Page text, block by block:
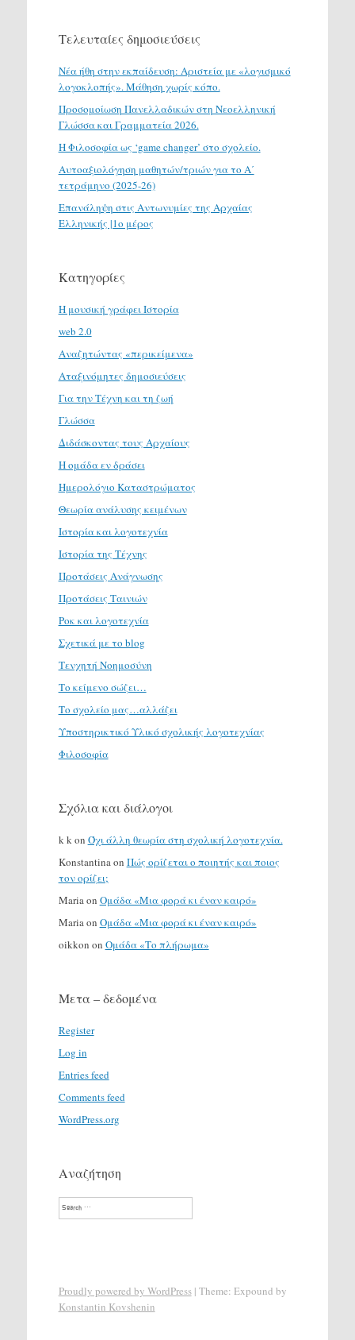
Τελευταίες δημοσιεύσεις
Νέα ήθη στην εκπαίδευση: Αριστεία με «λογισμικό
λογοκλοπής». Μάθηση χωρίς κόπο.
Προσομοίωση Πανελλαδικών στη Νεοελληνική
Γλώσσα και Γραμματεία 2026.
H Φιλοσοφία ως ‘game changer’ στο σχολείο.
Αυτοαξιολόγηση μαθητών/τριών για το Α΄
τετράμηνο (2025-26)
Επανάληψη στις Αντωνυμίες της Αρχαίας
Ελληνικής |1ο μέρος
Κατηγορίες
H μουσική γράφει Ιστορία
web 2.0
Αναζητώντας «περικείμενα»
Αταξινόμητες δημοσιεύσεις
Για την Τέχνη και τη ζωή
Γλώσσα
Διδάσκοντας τους Αρχαίους
Η ομάδα εν δράσει
Ημερολόγιο Καταστρώματος
Θεωρία ανάλυσης κειμένων
Ιστορία και λογοτεχνία
Ιστορία της Τέχνης
Προτάσεις Ανάγνωσης
Προτάσεις Ταινιών
Ροκ και λογοτεχνία
Σχετικά με το blog
Τενχητή Νοημοσύνη
Το κείμενο σώζει…
Το σχολείο μας…αλλάζει
Υποστηρικτικό Υλικό σχολικής λογοτεχνίας
Φιλοσοφία
Σχόλια και διάλογοι
k kon Όχι άλλη θεωρία στη σχολική λογοτεχνία.
Konstantinaon Πώς ορίζεται ο ποιητής και ποιος
τον ορίζει;
Mariaon Ομάδα «Μια φορά κι έναν καιρό»
Mariaon Ομάδα «Μια φορά κι έναν καιρό»
oikkon on Ομάδα «Το πλήρωμα»
Μετα – δεδομένα
Register
Log in
Entries feed
Comments feed
WordPress.org
Αναζήτηση
Search
Proudly powered by WordPress| Theme: Expound by
Konstantin Kovshenin